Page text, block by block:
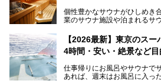
個性豊かなサウナがひしめき
業のサウナ施設や泊まれるサ
を旅の目的とする「サ旅」や
ど、自分の好きなタイミング
魅力です。
最近では、男性専用施設だけ
い個室サウナも増えてきまし
【2026最新】東京のス
4時間・安い・絶景など
仕事帰りにお風呂やサウナで
あれば、週末はお風呂に入っ